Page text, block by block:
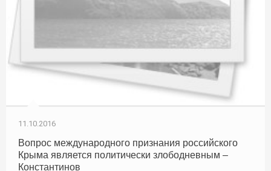
11.10.2016
Вопрос международного признания российского
Крыма является политически злободневным –
Константинов